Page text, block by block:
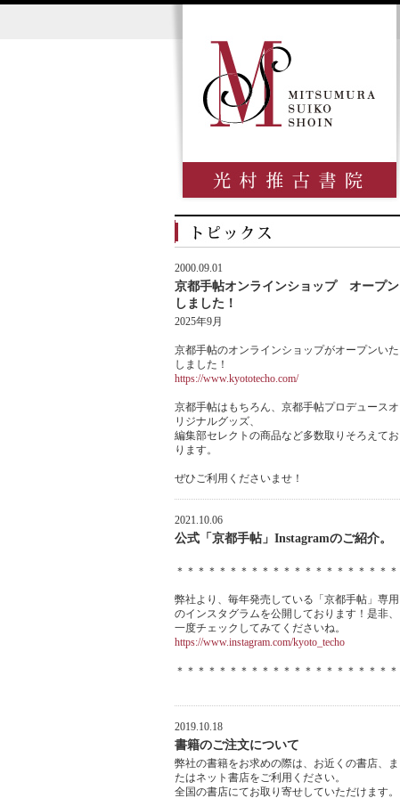
2000.09.01
京都手帖オンラインショップ オープン
しました！
2025年9月
京都手帖のオンラインショップがオープンいた
しました！
https://www.kyototecho.com/
京都手帖はもちろん、京都手帖プロデュースオ
リジナルグッズ、
編集部セレクトの商品など多数取りそろえてお
ります。
ぜひご利用くださいませ！
2021.10.06
公式「京都手帖」Instagramのご紹介。
＊＊＊＊＊＊＊＊＊＊＊＊＊＊＊＊＊＊＊＊＊
弊社より、毎年発売している「京都手帖」専用
のインスタグラムを公開しております！是非、
一度チェックしてみてくださいね。
https://www.instagram.com/kyoto_techo
＊＊＊＊＊＊＊＊＊＊＊＊＊＊＊＊＊＊＊＊＊
2019.10.18
書籍のご注文について
弊社の書籍をお求めの際は、お近くの書店、ま
たはネット書店をご利用ください。
全国の書店にてお取り寄せしていただけます。